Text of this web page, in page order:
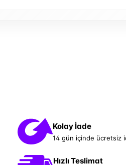
Kolay İade
14 gün içinde ücretsiz
Hızlı Teslimat